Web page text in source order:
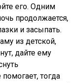
его. Одним
продолжается,
и засыпать.
из детской,
дайте ему
тогда